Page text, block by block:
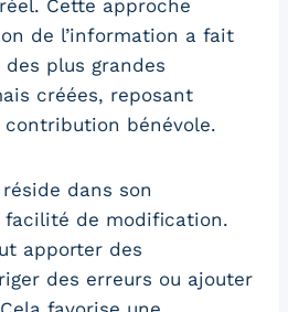
Cette approche
de l’information a fait
des plus grandes
créées, reposant
bénévole.
dans son
de modification.
apporter des
des erreurs ou ajouter